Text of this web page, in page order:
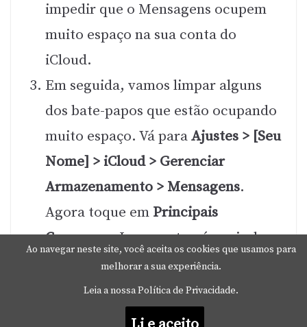
impedir que o Mensagens ocupem
muito espaço na sua conta do
iCloud.
Em seguida, vamos limpar alguns
dos bate-papos que estão ocupando
muito espaço. Vá paraAjustes > [Seu
Nome] > iCloud > Gerenciar
Armazenamento > Mensagens.
Agora toque em Principais
Conversas. Isso mostrará quais dos
seus bate-papos estão ocupando
muito espaço no iCloud.
Editar no canto superior
Ao navegar neste site, você aceita os cookies que usamos para
melhorar a sua experiência.
Leia a nossa Política de Privacidade.